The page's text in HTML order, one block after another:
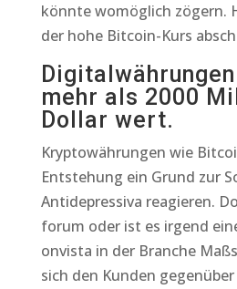
könnte womöglich zögern.
der hohe Bitcoin-Kurs
mehr als 2000
Dollar wert.
Kryptowährungen wie
Entstehung ein Grund zur
Antidepressiva reagieren.
forum oder ist es irgend
onvista in der Branche
sich den Kunden